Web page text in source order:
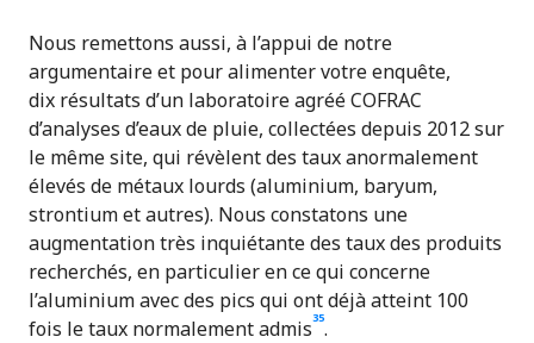
Nous remettons aussi, à l’appui de notre
argumentaire et pour alimenter votre enquête,
dix résultats d’un laboratoire agréé COFRAC
d’analyses d’eaux de pluie, collectées depuis 2012 sur
le même site, qui révèlent des taux anormalement
élevés de métaux lourds (aluminium, baryum,
strontium et autres). Nous constatons une
augmentation très inquiétante des taux des produits
recherchés, en particulier en ce qui concerne
l’aluminium avec des pics qui ont déjà atteint 100
fois le taux normalement admis35.